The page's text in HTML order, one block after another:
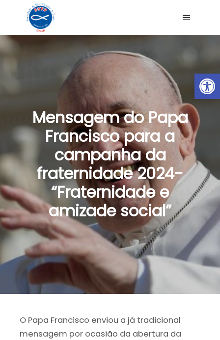
Mensagem do Papa
Francisco para a
campanha da
fraternidade 2024-
“Fraternidade e
amizade social”
O Papa Francisco enviou a já tradicional
mensagem por ocasião da abertura da